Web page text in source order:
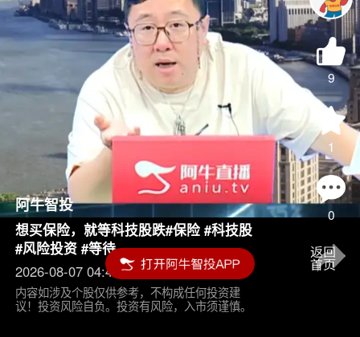
Video
9
1
0
阿牛智投
想买保险，就等科技股跌#保险 #科技股
#风险投资 #等待
2026-08-07 04:45
内容如涉及个股仅供参考，不构成任何投资建
议！投资风险自负。投资有风险，入市须谨慎。